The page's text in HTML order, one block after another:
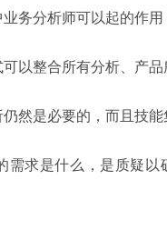
务分析师可以起的作用
以整合所有分析、产
然是必要的，而且技
需求是什么，是质疑